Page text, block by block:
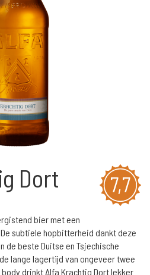
7,7
Dort
bier met een
subtiele hopbitterheid dankt deze
de beste Duitse en Tsjechische
lange lagertijd van ongeveer twee
drinkt Alfa Krachtig Dort lekker